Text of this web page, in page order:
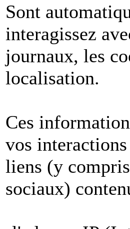
Sont
interagissez
journaux, les
localisation.
Ces
vos
liens (y
sociaux)